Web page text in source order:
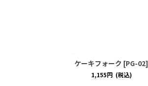
ケーキフォーク [PG-02]
1,155円 (税込)